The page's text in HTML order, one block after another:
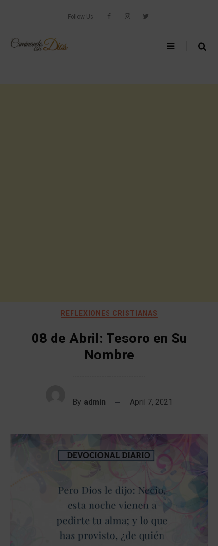
Follow Us
REFLEXIONES CRISTIANAS
08 de Abril: Tesoro en Su
Nombre
By admin April 7, 2021